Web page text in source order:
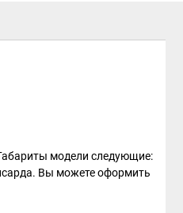
модели следующие:
Вы можете оформить